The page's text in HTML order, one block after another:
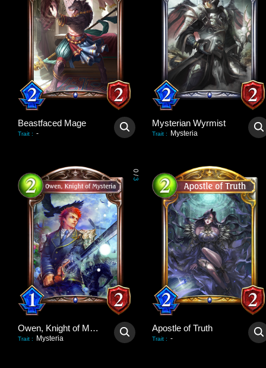
Beastfaced Mage
Trait : -
Mysterian Wyrmist
Trait : Mysteria
0
/
3
Owen, Knight of Mysteria
Trait : Mysteria
Apostle of Truth
Trait : -